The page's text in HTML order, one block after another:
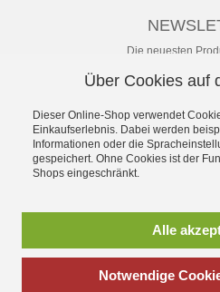
Die neuesten
Ihr nichts mehr
Versandkosten**
des
SchuhWolf - das Erlebnis-
Über Cookies auf
Dieser Online-Shop verwendet
Einkaufserlebnis. Dabei werden
Informationen oder die
gespeichert. Ohne Cookies ist der
Shops eingeschränkt.
Alle
Notwendige